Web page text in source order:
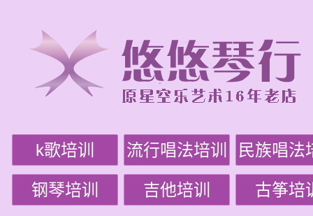
k歌培训 流行唱法培训 民族唱法
钢琴培训 吉他培训 古筝培